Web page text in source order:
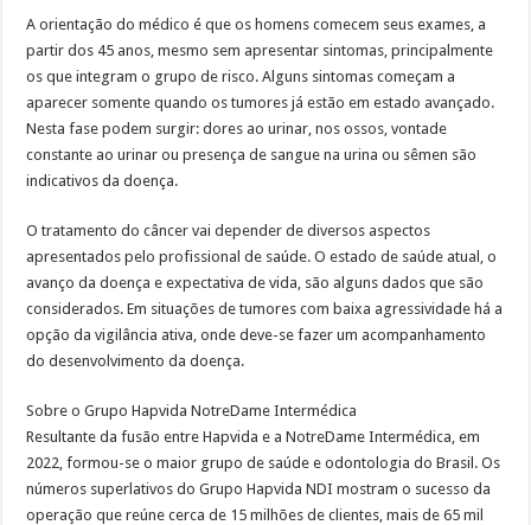
A orientação do médico é que os homens comecem seus exames, a
partir dos 45 anos, mesmo sem apresentar sintomas, principalmente
os que integram o grupo de risco. Alguns sintomas começam a
aparecer somente quando os tumores já estão em estado avançado.
Nesta fase podem surgir: dores ao urinar, nos ossos, vontade
constante ao urinar ou presença de sangue na urina ou sêmen são
indicativos da doença.
O tratamento do câncer vai depender de diversos aspectos
apresentados pelo profissional de saúde. O estado de saúde atual, o
avanço da doença e expectativa de vida, são alguns dados que são
considerados. Em situações de tumores com baixa agressividade há a
opção da vigilância ativa, onde deve-se fazer um acompanhamento
do desenvolvimento da doença.
Sobre o Grupo Hapvida NotreDame Intermédica
Resultante da fusão entre Hapvida e a NotreDame Intermédica, em
2022, formou-se o maior grupo de saúde e odontologia do Brasil. Os
números superlativos do Grupo Hapvida NDI mostram o sucesso da
operação que reúne cerca de 15 milhões de clientes, mais de 65 mil